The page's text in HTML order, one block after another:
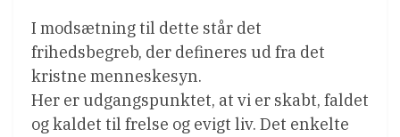
I modsætning til dette står det
frihedsbegreb, der defineres ud fra det
kristne menneskesyn.
Her er udgangspunktet, at vi er skabt, faldet
og kaldet til frelse og evigt liv. Det enkelte